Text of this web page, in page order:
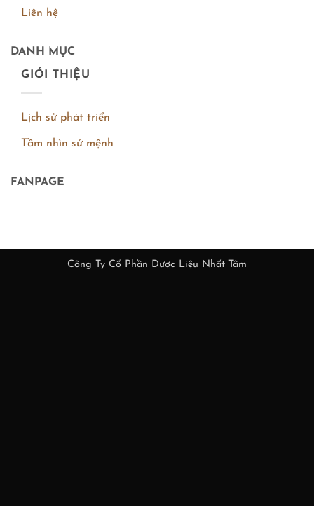
Liên hệ
DANH MỤC
GIỚI THIỆU
Lịch sử phát triển
Tầm nhìn sứ mệnh
FANPAGE
Công Ty Cổ Phần Dược Liệu Nhất Tâm